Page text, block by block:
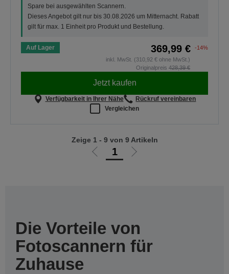
Spare bei ausgewählten Scannern.
Dieses Angebot gilt nur bis 30.08.2026 um Mitternacht. Rabatt
gilt für max. 1 Einheit pro Produkt und Bestellung.
Auf Lager 369,99 €
-14%
inkl. MwSt. (310,92 € ohne MwSt.)
Originalpreis 428,39 €
Jetzt kaufen
Verfügbarkeit in Ihrer Nähe
Rückruf vereinbaren
Vergleichen
Zur
1
Zur
Zeige 1 - 9 von 9 Artikeln
Die Vorteile von
Fotoscannern für
Zuhause